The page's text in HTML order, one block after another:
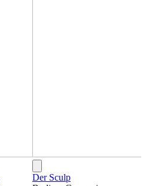
Der Sculp